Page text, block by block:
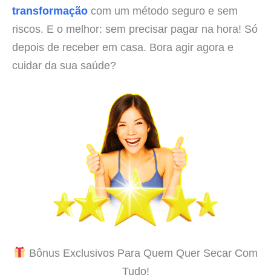
transformação com um método seguro e sem
riscos. E o melhor: sem precisar pagar na hora! Só
depois de receber em casa. Bora agir agora e
cuidar da sua saúde?
Bônus Exclusivos Para Quem Quer Secar Com
Tudo!